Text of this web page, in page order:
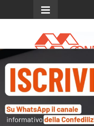
Menu
Rai News
Sera 24 –